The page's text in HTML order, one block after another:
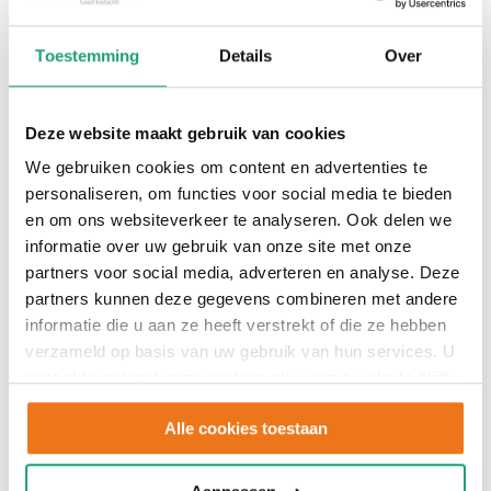
Toestemming Details Over
Deze website maakt gebruik van cookies
We gebruiken cookies om content en advertenties te
personaliseren, om functies voor social media te bieden
en om ons websiteverkeer te analyseren. Ook delen we
informatie over uw gebruik van onze site met onze
partners voor social media, adverteren en analyse. Deze
partners kunnen deze gegevens combineren met andere
informatie die u aan ze heeft verstrekt of die ze hebben
verzameld op basis van uw gebruik van hun services. U
gebruiken.
Alle cookies toestaan
Voornaam
Tussenvoegsel
Achternaam
Telefoonnummer*